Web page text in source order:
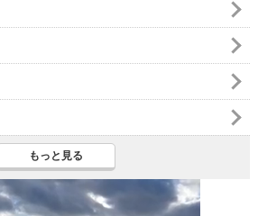
もっと見る